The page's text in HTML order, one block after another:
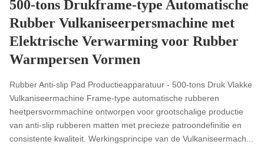
500-tons Drukframe-type Automatische
Rubber Vulkaniseerpersmachine met
Elektrische Verwarming voor Rubber
Warmpersen Vormen
Rubber Anti-slip Pad Productieapparatuur - 500-tons Druk Vlakke
Vulkaniseermachine Frame-type automatische rubberen
heetpersvormmachine ontworpen voor grootschalige productie
van anti-slip rubberen matten met precieze patroondefinitie en
consistente kwaliteit. Werkingsprincipe van de Vulkaniseermach...